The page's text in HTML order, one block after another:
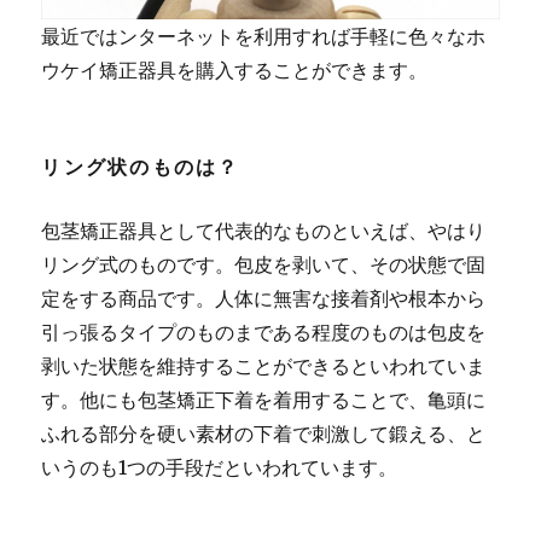
最近ではンターネットを利用すれば手軽に色々なホ
ウケイ矯正器具を購入することができます。
リング状のものは？
包茎矯正器具として代表的なものといえば、やはり
リング式のものです。包皮を剥いて、その状態で固
定をする商品です。人体に無害な接着剤や根本から
引っ張るタイプのものまである程度のものは包皮を
剥いた状態を維持することができるといわれていま
す。他にも包茎矯正下着を着用することで、亀頭に
ふれる部分を硬い素材の下着で刺激して鍛える、と
いうのも1つの手段だといわれています。